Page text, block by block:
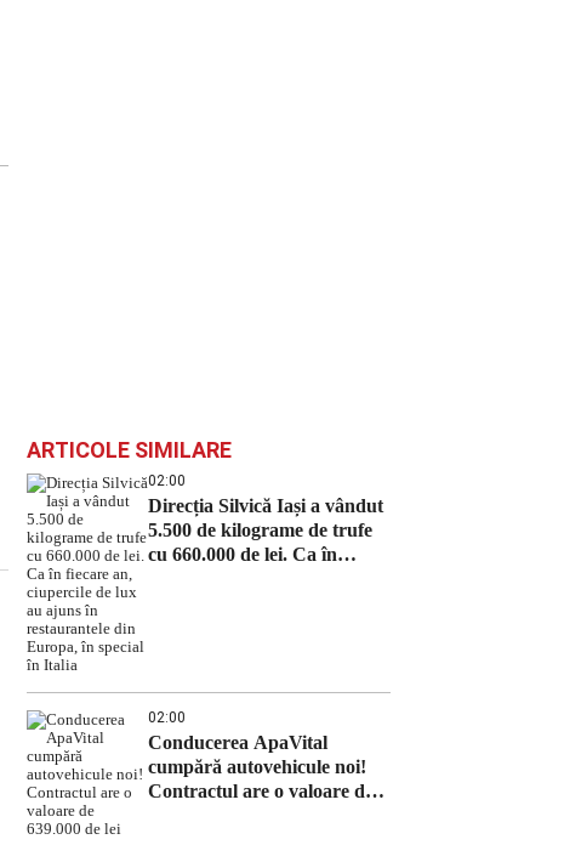
ARTICOLE SIMILARE
02:00
Direcția Silvică Iași a vândut
5.500 de kilograme de trufe
cu 660.000 de lei. Ca în
02:00
Conducerea ApaVital
cumpără autovehicule noi!
Contractul are o valoare de